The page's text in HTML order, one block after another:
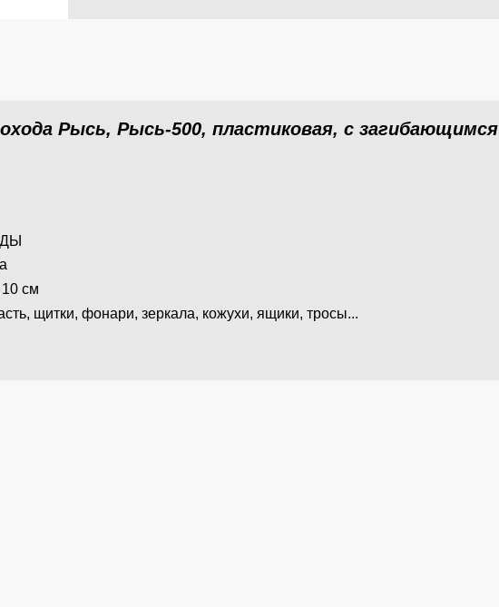
Рысь, Рысь-500, пластиковая, с загибающимся
см
щитки, фонари, зеркала, кожухи, ящики, тросы...